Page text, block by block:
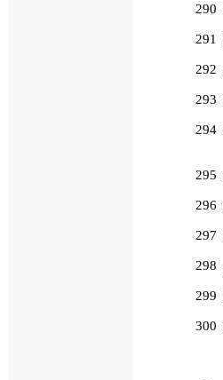
290
291
292
293
294
295
296
297
298
299
300